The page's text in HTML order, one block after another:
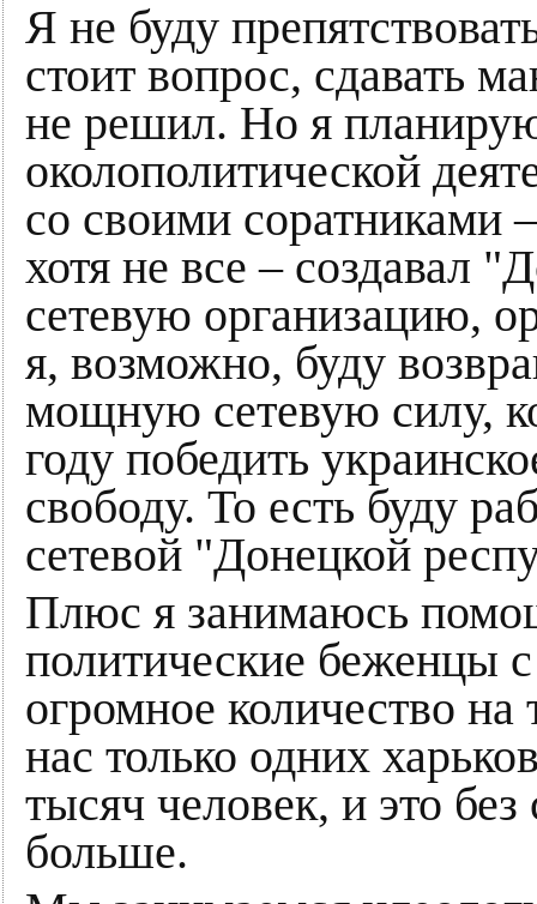
Я не буду
стоит вопрос, сдавать
не решил. Но я
околополитической
со своими соратниками
хотя не все – создавал
сетевую организацию,
я, возможно, буду
мощную сетевую силу,
году победить
свободу. То есть буду
сетевой "Донецкой
Плюс я занимаюсь
политические беженцы
огромное количество
нас только одних
тысяч человек, и это
больше.